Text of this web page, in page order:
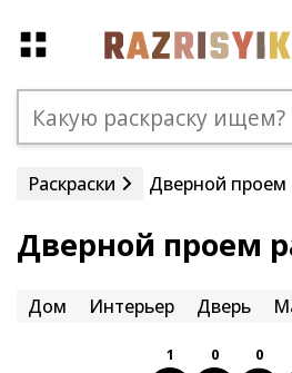
Раскраски Дверной проем
Дверной проем
Дом Интерьер Дверь
1 0 0